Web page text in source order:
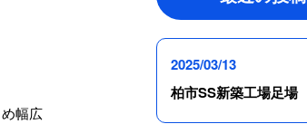
幅広
2025/03/13
柏市SS新築工場足場